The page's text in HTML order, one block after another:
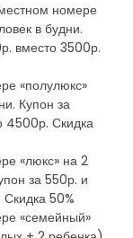
номере
в будни.
вместо 3500р.
«полулюкс»
Купон за
4500р. Скидка
«люкс» на 2
за 550р. и
50%
«семейный»